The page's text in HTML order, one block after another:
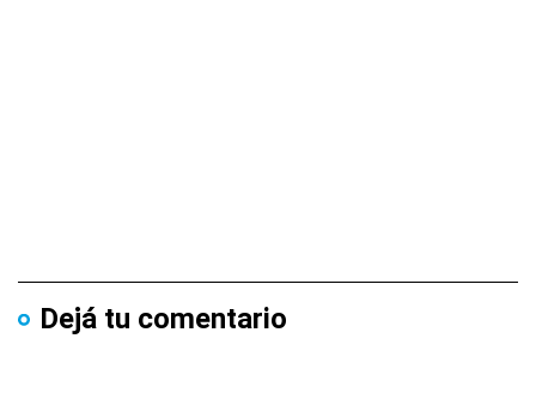
Dejá tu comentario